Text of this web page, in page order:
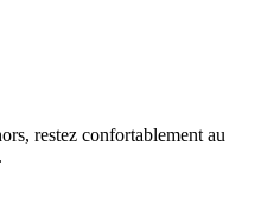
restez confortablement au